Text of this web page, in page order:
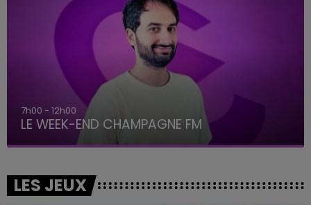
7h00 - 12h00
LE WEEK-END CHAMPAGNE FM
LES JEUX